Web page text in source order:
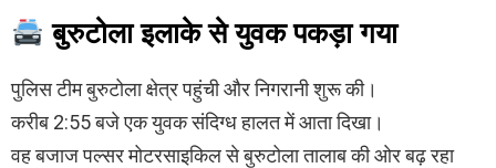
बुरुटोला इलाके से युवक पकड़ा गया
पुलिस टीम बुरुटोला क्षेत्र पहुंची और निगरानी शुरू की।
करीब 2:55 बजे एक युवक संदिग्ध हालत में आता दिखा।
वह बजाज पल्सर मोटरसाइकिल से बुरुटोला तालाब की ओर बढ़ रहा